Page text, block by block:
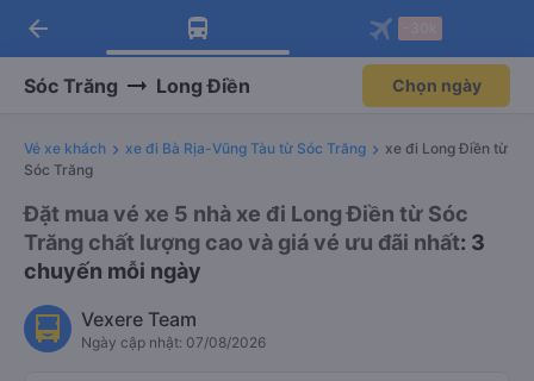
Tải app Vexere ngay!
Nhận ưu đãi thành viên độc
Mở app
Tải app Vexere
-30k/ghế khi đặt vé máy bay qua
Mở app
arrow_back
Sóc Trăng Long Điền Chọn ngày
Vé xe khách xe đi Bà Rịa-Vũng Tàu từ Sóc Trăng
xe đi Long Điền từ
Sóc Trăng
Đặt mua vé xe 5 nhà xe đi Long Điền từ Sóc
Trăng chất lượng cao và giá vé ưu đãi nhất: 3
chuyến mỗi ngày
Vexere Team
Ngày cập nhật: 07/08/2026